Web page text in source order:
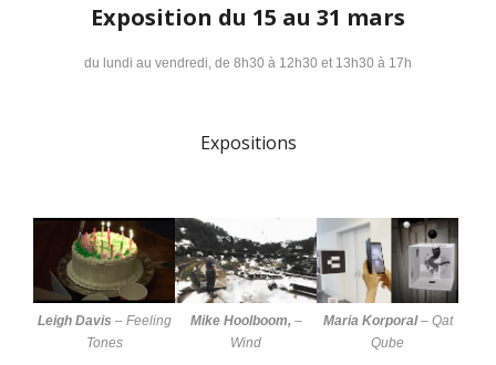
Exposition du 15 au 31 mars
du lundi au vendredi, de 8h30 à 12h30 et 13h30 à 17h
Expositions
Leigh Davis – Feeling
Tones
Mike Hoolboom,–
Wind
Maria Korporal– Qat
Qube